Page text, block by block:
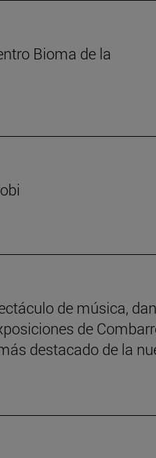
Bioma de la
de música,
de
destacado de la